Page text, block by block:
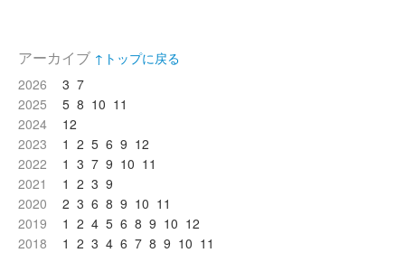
アーカイブ ↑トップに戻る
2026
3 7
2025
5 8 10 11
2024
12
2023
1 2 5 6 9 12
2022
1 3 7 9 10 11
2021
1 2 3 9
2020
2 3 6 8 9 10 11
2019
1 2 4 5 6 8 9 10 12
2018
1 2 3 4 6 7 8 9 10 11